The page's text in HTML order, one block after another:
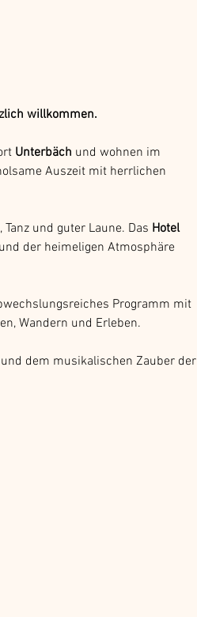
willkommen.
Unterbäch und wohnen im
Auszeit mit herrlichen
und guter Laune. Das Hotel
der heimeligen Atmosphäre
Programm mit
Wandern und Erleben.
dem musikalischen Zauber der